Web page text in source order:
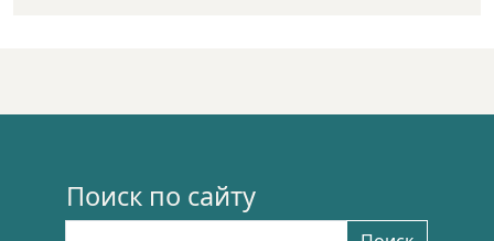
Поиск по сайту